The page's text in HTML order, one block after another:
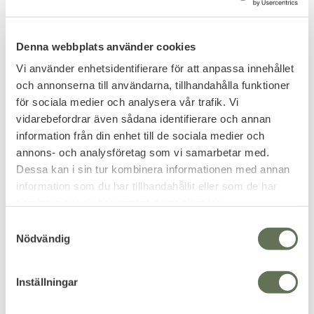
Denna webbplats använder cookies
Vi använder enhetsidentifierare för att anpassa innehållet
och annonserna till användarna, tillhandahålla funktioner
för sociala medier och analysera vår trafik. Vi
vidarebefordrar även sådana identifierare och annan
information från din enhet till de sociala medier och
annons- och analysföretag som vi samarbetar med.
Dessa kan i sin tur kombinera informationen med annan
information som du har tillhandahållit eller som de har
Nödvändig
Inställningar
Lägg till i favoriter
Umarex T4E RB .43
Gummikulor 0,68g
500-pack Svart
Training for engagement.
Lägg till i favoriter
Umarex Walther PPQ
M2 T4E .43 5J
Training For Engagement cal .43
CO2 5 Joule.